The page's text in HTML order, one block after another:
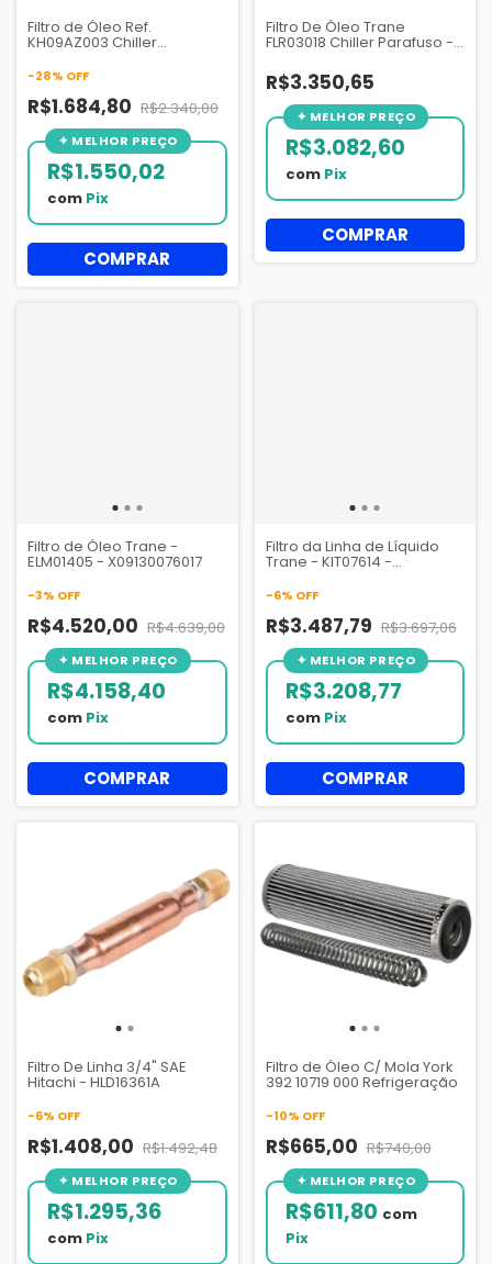
Filtro de Óleo Ref.
KH09AZ003 Chiller
-28% OFF
R$1.684,80 R$2.340,00
R$1.550,02
com Pix
Filtro De Óleo Trane
FLR03018 Chiller Parafuso -
R$3.350,65
R$3.082,60
com Pix
Filtro de Óleo Trane -
ELM01405 - X09130076017
-3% OFF
R$4.520,00 R$4.639,00
R$4.158,40
com Pix
Filtro da Linha de Líquido
Trane - KIT07614 -
-6% OFF
R$3.487,79 R$3.697,06
R$3.208,77
com Pix
Filtro De Linha 3/4" SAE
Hitachi - HLD16361A
-6% OFF
R$1.408,00 R$1.492,48
R$1.295,36
com Pix
Filtro de Óleo C/ Mola York
392 10719 000 Refrigeração
-10% OFF
R$665,00 R$740,00
R$611,80 com
Pix